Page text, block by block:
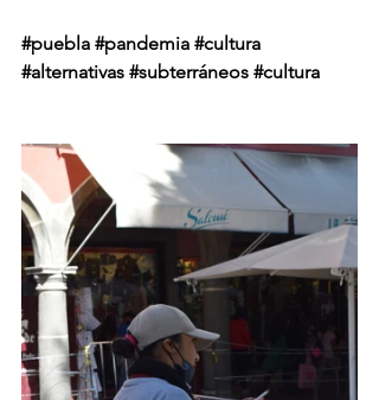
#puebla #pandemia #cultura
#alternativas #subterráneos #cultura